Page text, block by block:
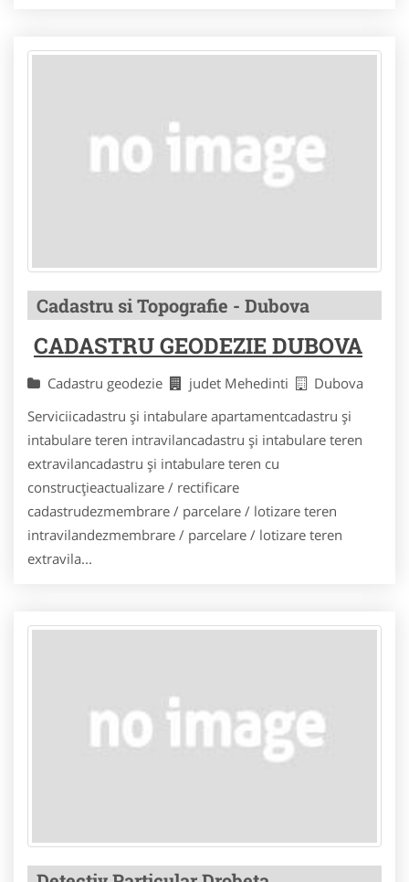
Cadastru si Topografie - Dubova
CADASTRU GEODEZIE DUBOVA
Cadastru geodezie judet Mehedinti
Dubova
Serviciicadastru și intabulare apartamentcadastru și
intabulare teren intravilancadastru și intabulare teren
extravilancadastru și intabulare teren cu
construcțieactualizare / rectificare
cadastrudezmembrare / parcelare / lotizare teren
intravilandezmembrare / parcelare / lotizare teren
extravila...